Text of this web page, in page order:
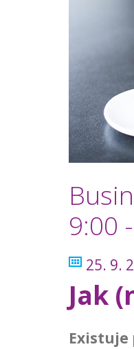
9:00
25. 9.
Jak
Existuje